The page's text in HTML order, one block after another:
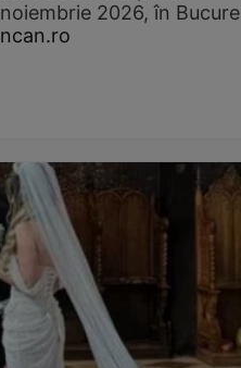
2026, în